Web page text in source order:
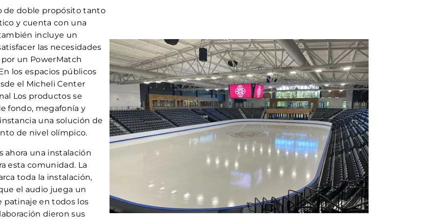
de doble propósito tanto
y cuenta con una
incluye un
las necesidades
un PowerMatch
los espacios públicos
el Micheli Center
Los productos se
fondo, megafonía y
una solución de
de nivel olímpico.
ahora una instalación
esta comunidad. La
toda la instalación,
el audio juega un
patinaje en todos los
dieron sus